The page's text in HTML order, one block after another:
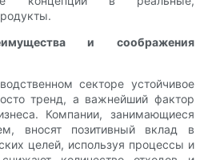
и соображения
секторе устойчивое
тренд, а важнейший фактор
Компании, занимающиеся
вносят позитивный вклад в
целей, используя процессы и